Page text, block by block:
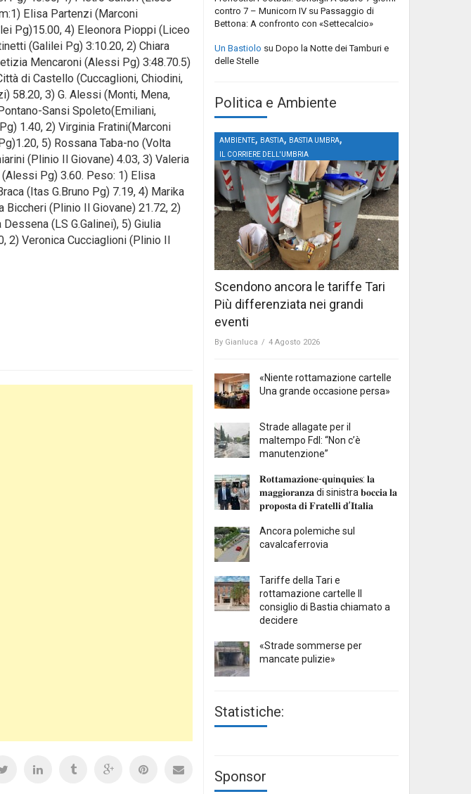
Elisa Partenzi (Marconi
Pg)15.00, 4) Eleonora Pioppi (Liceo
(Galilei Pg) 3:10.20, 2) Chiara
Mencaroni (Alessi Pg) 3:48.70.5)
di Castello (Cuccaglioni, Chiodini,
58.20, 3) G. Alessi (Monti, Mena,
Sansi Spoleto(Emiliani,
1.40, 2) Virginia Fratini(Marconi
5) Rossana Taba-no (Volta
(Plinio Il Giovane) 4.03, 3) Valeria
Pg) 3.60. Peso: 1) Elisa
(Itas G.Bruno Pg) 7.19, 4) Marika
Biccheri (Plinio Il Giovane) 21.72, 2)
(LS G.Galinei), 5) Giulia
2) Veronica Cucciaglioni (Plinio Il
contro 7 – Municorn IV su Passaggio di
Bettona: A confronto con «Settecalcio»
Un Bastiolo su Dopo la Notte dei Tamburi e
delle Stelle
Politica e Ambiente
AMBIENTE, BASTIA, BASTIA UMBRA,
IL CORRIERE DELL'UMBRIA
Scendono ancora le tariffe Tari
Più differenziata nei grandi
eventi
By Gianluca / 4 Agosto 2026
«Niente rottamazione cartelle
Una grande occasione persa»
Strade allagate per il
maltempo FdI: “Non c’è
manutenzione”
𝐑𝐨𝐭𝐭𝐚𝐦𝐚𝐳𝐢𝐨𝐧𝐞-𝐪𝐮i𝐧𝐪𝐮𝐢𝐞𝐬: 𝐥𝐚
𝐦𝐚𝐠𝐠𝐢𝐨𝐫𝐚𝐧𝐳𝐚 di sinistra 𝐛𝐨𝐜𝐜𝐢𝐚 𝐥𝐚
𝐩𝐫𝐨𝐩𝐨𝐬𝐭𝐚 𝐝𝐢 𝐅𝐫𝐚𝐭𝐞𝐥𝐥𝐢 𝐝’𝐈𝐭𝐚𝐥𝐢𝐚
Ancora polemiche sul
cavalcaferrovia
Tariffe della Tari e
rottamazione cartelle Il
consiglio di Bastia chiamato a
decidere
«Strade sommerse per
mancate pulizie»
Statistiche:
Sponsor